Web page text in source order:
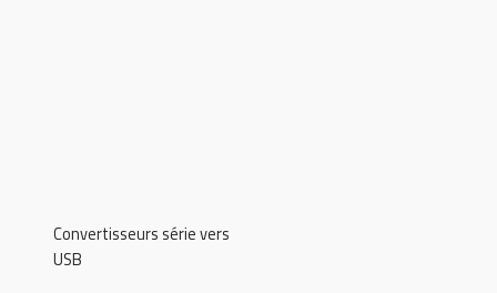
Convertisseurs série vers
USB